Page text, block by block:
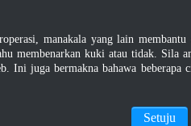
manakala yang lain membantu
membenarkan kuki atau tidak. Sila
Ini juga bermakna bahawa beberapa
Setuju